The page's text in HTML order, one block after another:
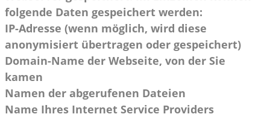
folgende Daten gespeichert werden:
IP-Adresse (wenn möglich, wird diese
anonymisiert übertragen oder gespeichert)
Domain-Name der Webseite, von der Sie
kamen
Namen der abgerufenen Dateien
Name Ihres Internet Service Providers